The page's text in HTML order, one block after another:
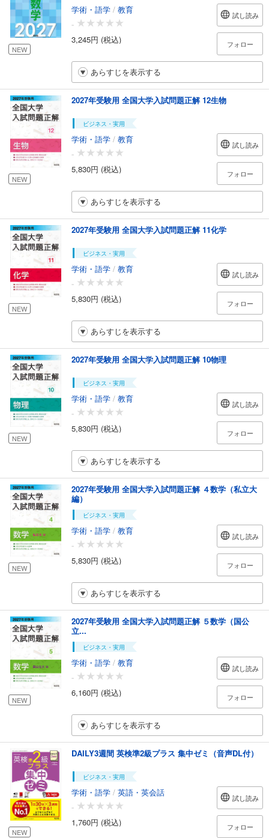
NEW
学術・語学 / 教育
-
3,245円 (税込)
試し読み
フォロー
あらすじを表示する
NEW
2027年受験用 全国大学入試問題正解 12生物
ビジネス・実用
学術・語学 / 教育
-
5,830円 (税込)
試し読み
フォロー
あらすじを表示する
NEW
2027年受験用 全国大学入試問題正解 11化学
ビジネス・実用
学術・語学 / 教育
-
5,830円 (税込)
試し読み
フォロー
あらすじを表示する
NEW
2027年受験用 全国大学入試問題正解 10物理
ビジネス・実用
学術・語学 / 教育
-
5,830円 (税込)
試し読み
フォロー
あらすじを表示する
NEW
2027年受験用 全国大学入試問題正解 ４数学（私立大
編）
ビジネス・実用
学術・語学 / 教育
-
5,830円 (税込)
試し読み
フォロー
あらすじを表示する
NEW
2027年受験用 全国大学入試問題正解 ５数学（国公
立...
ビジネス・実用
学術・語学 / 教育
-
6,160円 (税込)
試し読み
フォロー
あらすじを表示する
NEW
DAILY3週間 英検準2級プラス 集中ゼミ（音声DL付）
ビジネス・実用
学術・語学 / 英語・英会話
-
1,760円 (税込)
試し読み
フォロー